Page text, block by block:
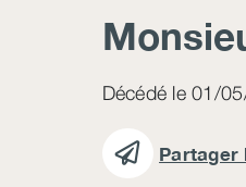
Décédé le 01/
Partager